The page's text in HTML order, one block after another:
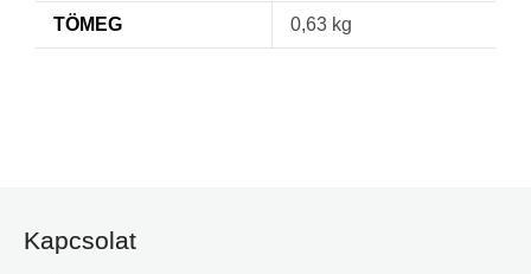
TÖMEG 0,63 kg
Kapcsolat